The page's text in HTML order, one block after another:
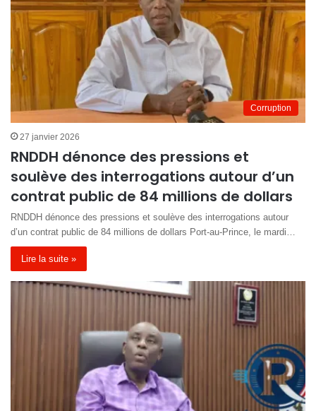
Corruption
27 janvier 2026
RNDDH dénonce des pressions et
soulève des interrogations autour d’un
contrat public de 84 millions de dollars
RNDDH dénonce des pressions et soulève des interrogations autour
d’un contrat public de 84 millions de dollars Port-au-Prince, le mardi…
Lire la suite »